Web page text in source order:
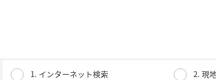
1. インターネット検索 2. 現